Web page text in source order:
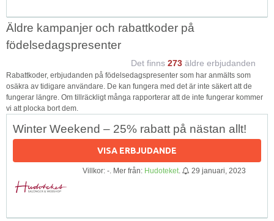
Äldre kampanjer och rabattkoder på
födelsedagspresenter
Det finns 273 äldre erbjudanden
Rabattkoder, erbjudanden på födelsedagspresenter som har anmälts som
osäkra av tidigare användare. De kan fungera med det är inte säkert att de
fungerar längre. Om tillräckligt många rapporterar att de inte fungerar kommer
vi att plocka bort dem.
Winter Weekend – 25% rabatt på nästan allt!
VISA ERBJUDANDE
Villkor: -. Mer från: Hudoteket 29 januari, 2023